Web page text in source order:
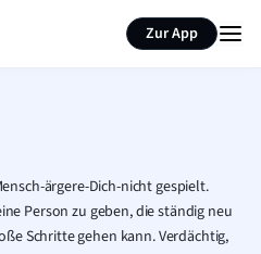
Zur App
ärgere-Dich-nicht gespielt.
Person zu geben, die ständig neu
Schritte gehen kann. Verdächtig,
Seite zusammenfassen